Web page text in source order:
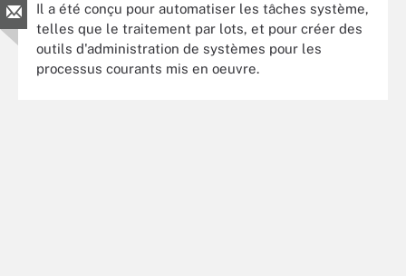
Il a été conçu pour automatiser les tâches système,
telles que le traitement par lots, et pour créer des
outils d'administration de systèmes pour les
processus courants mis en oeuvre.